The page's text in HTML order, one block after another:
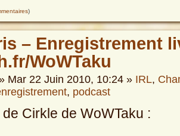
)
– Enregistrement
WoWTaku
Mar 22 Juin 2010, 10:24 » IRL,
, podcast
Cirkle de WoWTaku :